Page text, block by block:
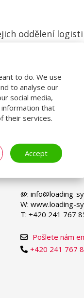
to do. We use
to analyse our
social media,
that
their services.
Accept
oddělení
sekční
k otevřené
včas.
language
ČESKÁ
Nad Strouhou
147 00 Praha
@: info@loading-
W: www.loading-
T: +420 241 767
+420 241 767
Pošlete nám